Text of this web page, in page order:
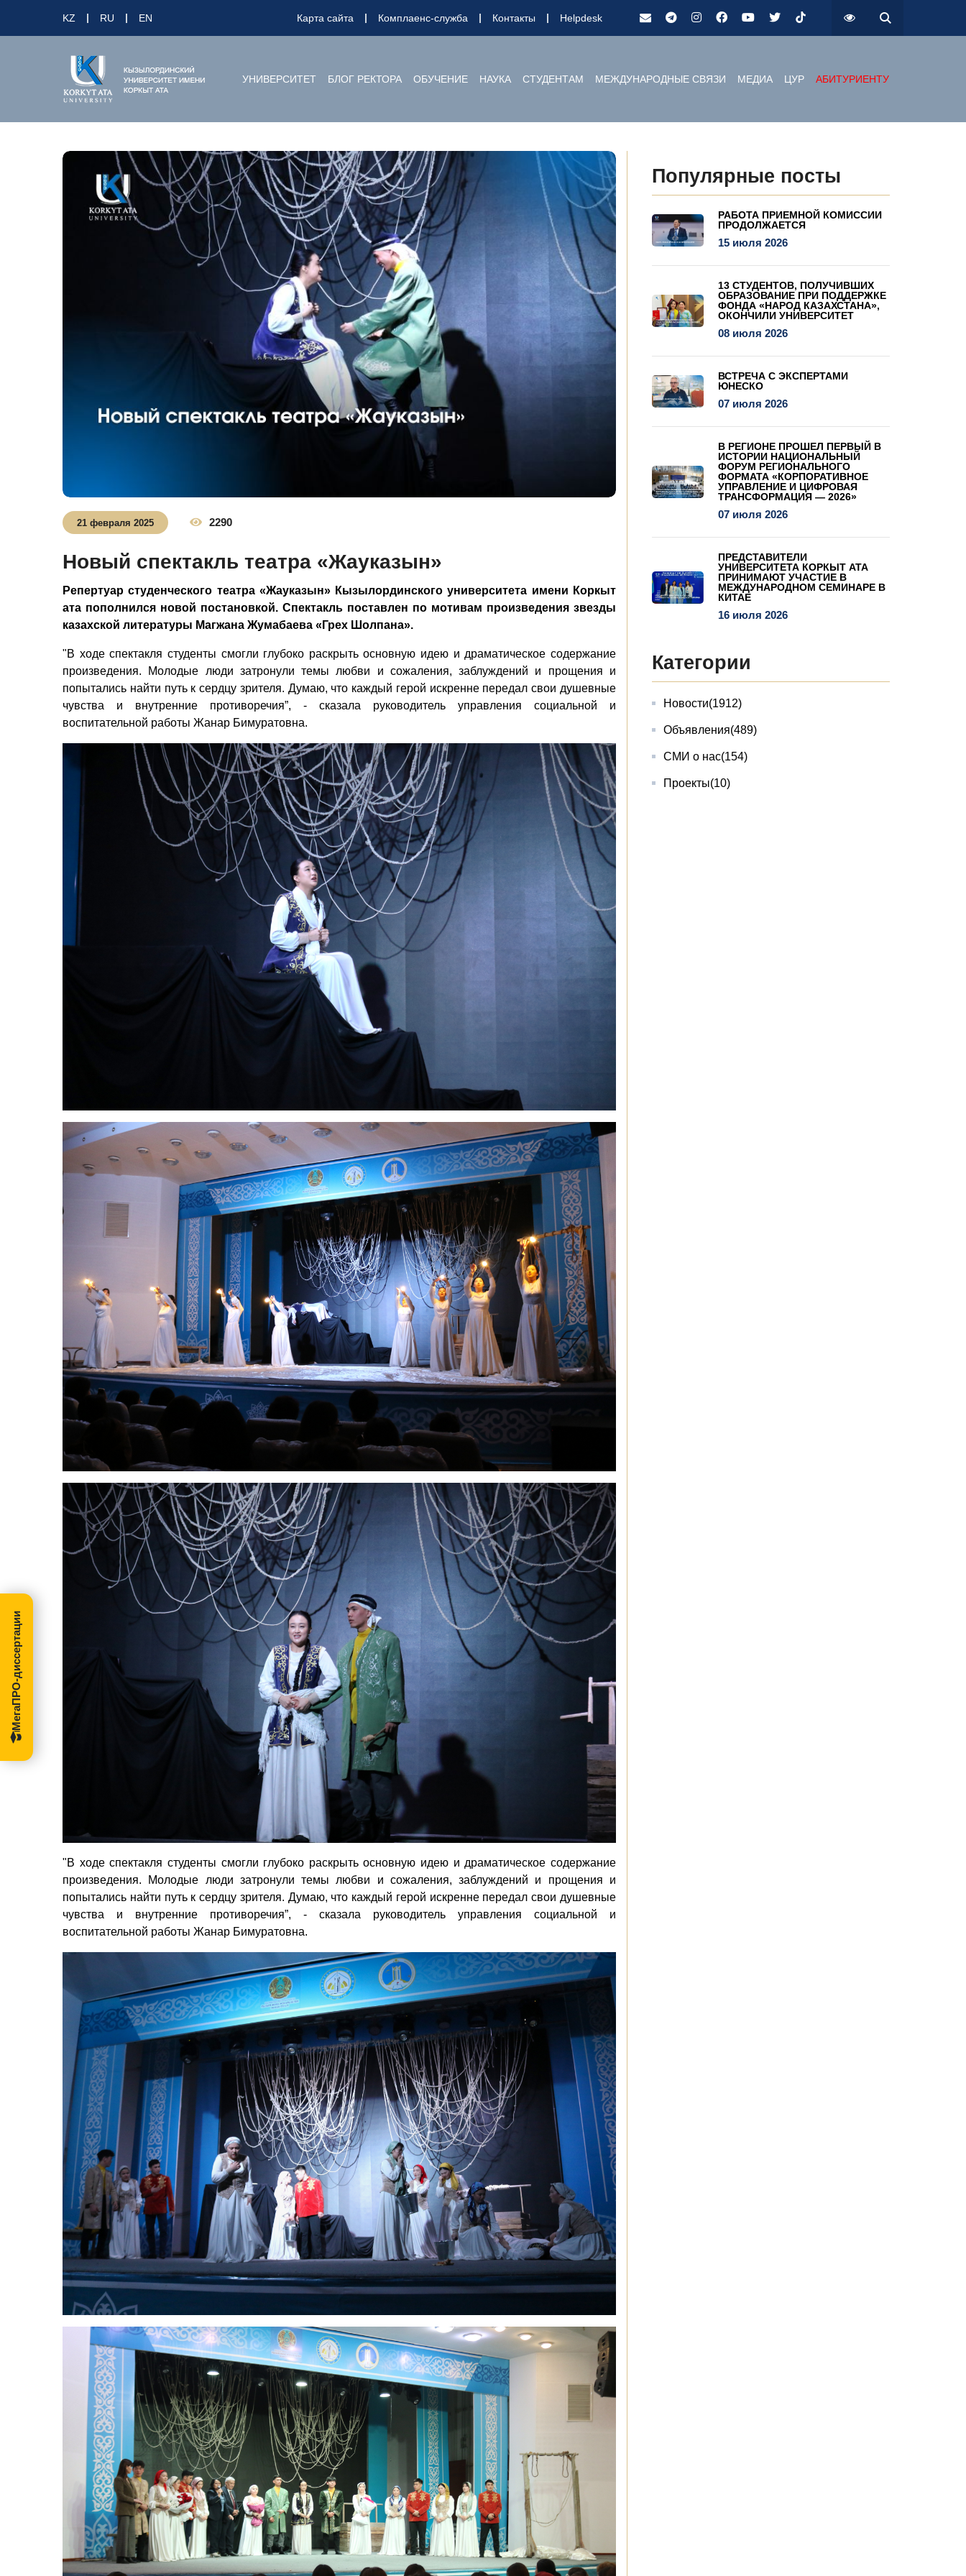
KZ RU EN Карта сайта Комплаенс-служба Контакты Helpdesk
УНИВЕРСИТЕТ БЛОГ РЕКТОРА ОБУЧЕНИЕ НАУКА СТУДЕНТАМ МЕЖДУНАРОДНЫЕ СВЯЗИ МЕДИА ЦУР АБИТУРИЕНТУ
21 февраля 2025 2290
Новый спектакль театра «Жауказын»
Репертуар студенческого театра «Жауказын» Кызылординского университета имени Коркыт
ата пополнился новой постановкой. Спектакль поставлен по мотивам произведения звезды
казахской литературы Магжана Жумабаева «Грех Шолпана».
"В ходе спектакля студенты смогли глубоко раскрыть основную идею и драматическое содержание
произведения. Молодые люди затронули темы любви и сожаления, заблуждений и прощения и
попытались найти путь к сердцу зрителя. Думаю, что каждый герой искренне передал свои душевные
чувства и внутренние противоречия”, - сказала руководитель управления социальной и
воспитательной работы Жанар Бимуратовна.
"В ходе спектакля студенты смогли глубоко раскрыть основную идею и драматическое содержание
произведения. Молодые люди затронули темы любви и сожаления, заблуждений и прощения и
попытались найти путь к сердцу зрителя. Думаю, что каждый герой искренне передал свои душевные
чувства и внутренние противоречия”, - сказала руководитель управления социальной и
воспитательной работы Жанар Бимуратовна.
Популярные посты
РАБОТА ПРИЕМНОЙ КОМИССИИ
ПРОДОЛЖАЕТСЯ
15 июля 2026
13 СТУДЕНТОВ, ПОЛУЧИВШИХ
ОБРАЗОВАНИЕ ПРИ ПОДДЕРЖКЕ
ФОНДА «НАРОД КАЗАХСТАНА»,
ОКОНЧИЛИ УНИВЕРСИТЕТ
08 июля 2026
ВСТРЕЧА С ЭКСПЕРТАМИ
ЮНЕСКО
07 июля 2026
В РЕГИОНЕ ПРОШЕЛ ПЕРВЫЙ В
ИСТОРИИ НАЦИОНАЛЬНЫЙ
ФОРУМ РЕГИОНАЛЬНОГО
ФОРМАТА «КОРПОРАТИВНОЕ
УПРАВЛЕНИЕ И ЦИФРОВАЯ
ТРАНСФОРМАЦИЯ — 2026»
07 июля 2026
ПРЕДСТАВИТЕЛИ
УНИВЕРСИТЕТА КОРКЫТ АТА
ПРИНИМАЮТ УЧАСТИЕ В
МЕЖДУНАРОДНОМ СЕМИНАРЕ В
КИТАЕ
16 июля 2026
Категории
Новости(1912)
Объявления(489)
СМИ о нас(154)
Проекты(10)
МегаПРО-диссертации